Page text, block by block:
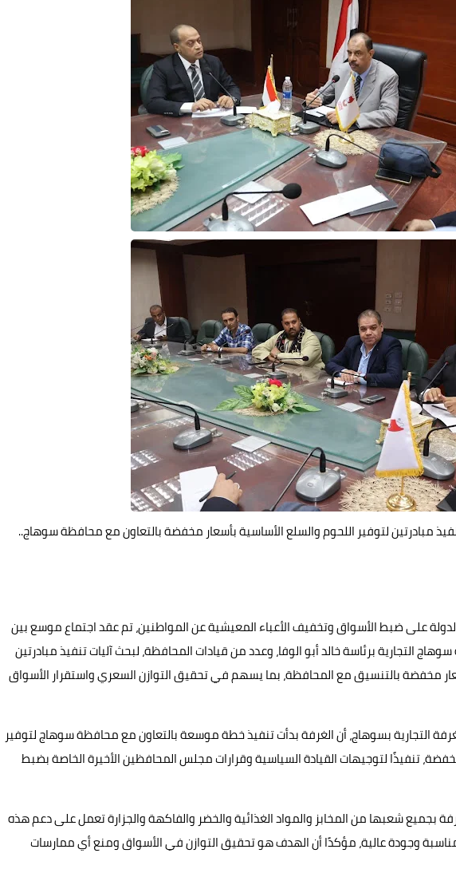
مبادرتين لتوفير اللحوم والسلع الأساسية بأسعار مخفضة بالتعاون مع محافظة سوهاج..
على ضبط الأسواق وتخفيف الأعباء المعيشية عن المواطنين، تم عقد اجتماع موسع بين
التجارية برئاسة خالد أبو الوفا، وعدد من قيادات المحافظة، لبحث آليات تنفيذ مبادرتين
مخفضة بالتنسيق مع المحافظة، بما يسهم في تحقيق التوازن السعري واستقرار الأسواق
التجارية بسوهاج، أن الغرفة بدأت تنفيذ خطة موسعة بالتعاون مع محافظة سوهاج لتوفير
تنفيذًا لتوجيهات القيادة السياسية وقرارات مجلس المحافظين الأخيرة الخاصة بضبط
بجميع شعبها من المخابز والمواد الغذائية والخضر والفاكهة والجزارة تعمل على دعم هذه
مناسبة وجودة عالية، مؤكدًا أن الهدف هو تحقيق التوازن في الأسواق ومنع أي ممارسات